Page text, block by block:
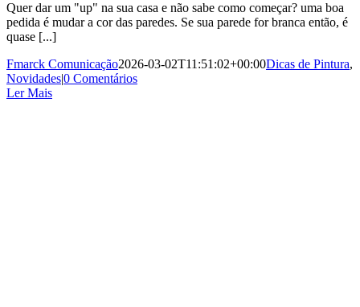
️Quer dar um "up" na sua casa e não sabe como começar? uma boa
pedida é mudar a cor das paredes. Se sua parede for branca então, é
quase [...]
Fmarck Comunicação2026-03-02T11:51:02+00:00Dicas de Pintura,
Novidades|0 Comentários
Ler Mais